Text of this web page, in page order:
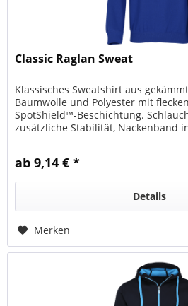
Classic Raglan Sweat
Klassisches Sweatshirt aus
Baumwolle und Polyester mit
SpotShield™-Beschichtung.
zusätzliche Stabilität, Nackenband
ab 9,14 € *
Details
Merken